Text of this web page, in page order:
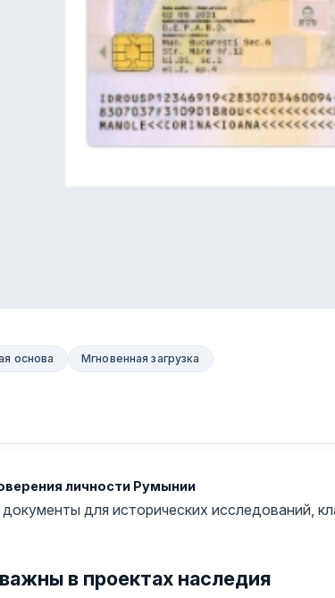
основа Мгновенная загрузка
личности Румынии
для исторических исследований,
в проектах наследия